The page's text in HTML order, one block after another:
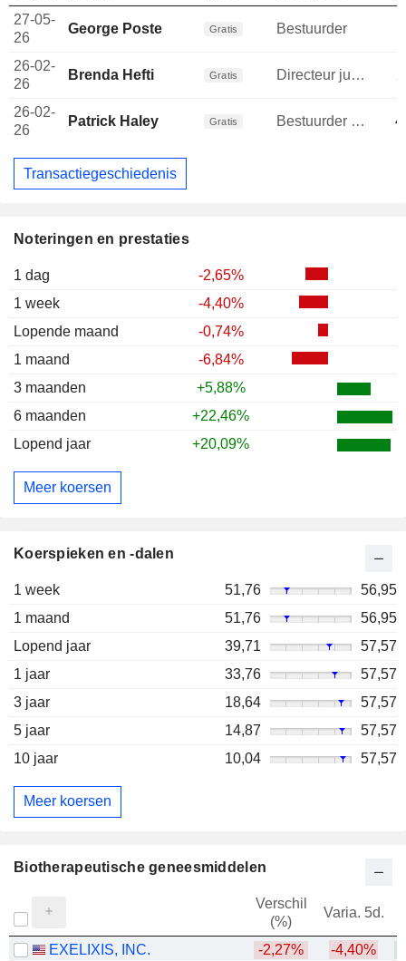
Noteringen en prestaties
1 dag
-2,65%
1 week
-4,40%
Lopende maand
-0,74%
1 maand
-6,84%
3 maanden
+5,88%
6 maanden
+22,46%
Lopend jaar
+20,09%
Meer koersen
Koerspieken en -dalen
1 week 51,76
56,95
1 maand
51,76
56,95
Lopend jaar
39,71
57,57
1 jaar
33,76
57,57
3 jaar
18,64
57,57
5 jaar
14,87
57,57
10 jaar
10,04 57,57
Meer koersen
27-05-
26
George Poste Gratis Bestuurder
26-02-
26
Brenda Hefti Gratis Directeur juridische afdeling
26-02-
26
Patrick Haley Gratis Bestuurder / senior manager
Transactiegeschiedenis
Biotherapeutische geneesmiddelen
Verschil
(%)
Varia. 5d.
EXELIXIS, INC. -2,27% -4,40%